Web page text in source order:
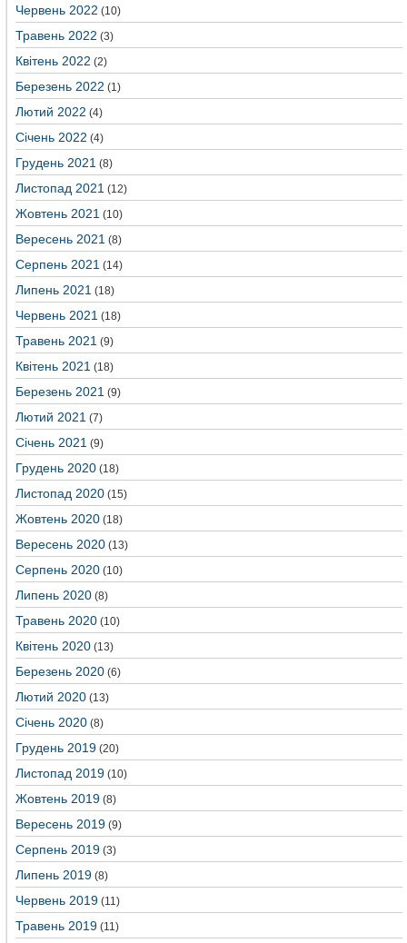
Червень 2022 (10)
Травень 2022 (3)
Квітень 2022 (2)
Березень 2022 (1)
Лютий 2022 (4)
Січень 2022 (4)
Грудень 2021 (8)
Листопад 2021 (12)
Жовтень 2021 (10)
Вересень 2021 (8)
Серпень 2021 (14)
Липень 2021 (18)
Червень 2021 (18)
Травень 2021 (9)
Квітень 2021 (18)
Березень 2021 (9)
Лютий 2021 (7)
Січень 2021 (9)
Грудень 2020 (18)
Листопад 2020 (15)
Жовтень 2020 (18)
Вересень 2020 (13)
Серпень 2020 (10)
Липень 2020 (8)
Травень 2020 (10)
Квітень 2020 (13)
Березень 2020 (6)
Лютий 2020 (13)
Січень 2020 (8)
Грудень 2019 (20)
Листопад 2019 (10)
Жовтень 2019 (8)
Вересень 2019 (9)
Серпень 2019 (3)
Липень 2019 (8)
Червень 2019 (11)
Травень 2019 (11)